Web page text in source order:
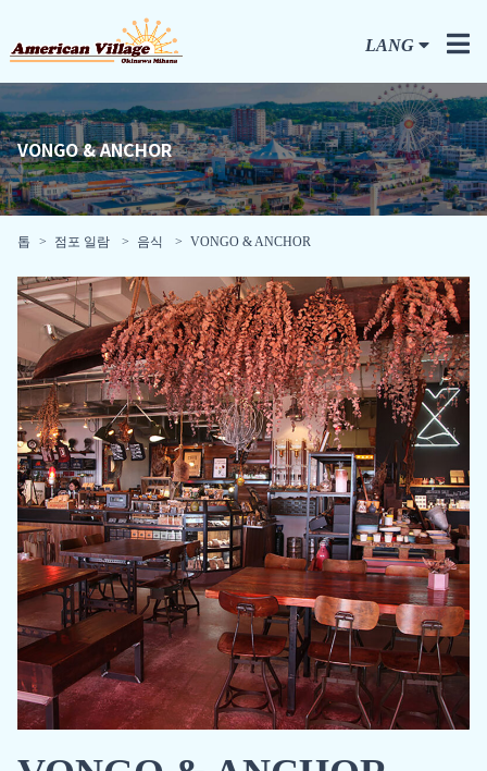
LANG
VONGO & ANCHOR
톱 점포 일람 음식 VONGO & ANCHOR